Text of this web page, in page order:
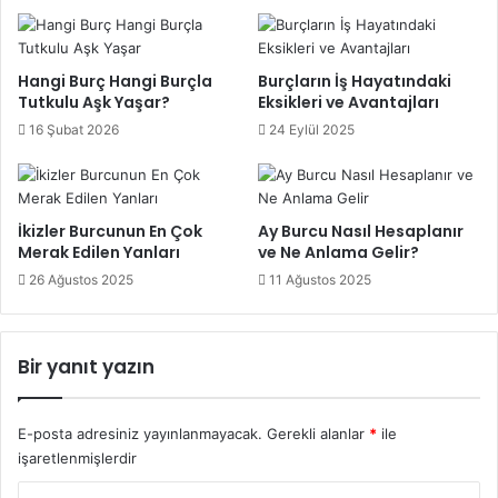
Hangi Burç Hangi Burçla
Tutkulu Aşk Yaşar?
16 Şubat 2026
Burçların İş Hayatındaki
Eksikleri ve Avantajları
24 Eylül 2025
İkizler Burcunun En Çok
Merak Edilen Yanları
26 Ağustos 2025
Ay Burcu Nasıl Hesaplanır
ve Ne Anlama Gelir?
11 Ağustos 2025
Bir yanıt yazın
E-posta adresiniz yayınlanmayacak. Gerekli alanlar * ile
işaretlenmişlerdir